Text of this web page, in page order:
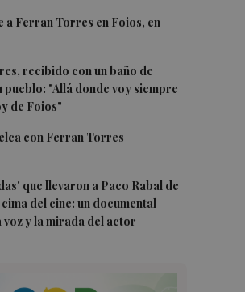
a Ferran Torres en Foios, en
recibido con un baño de
pueblo: "Allá donde voy siempre
de Foios"
con Ferran Torres
que llevaron a Paco Rabal de
del cine: un documental
y la mirada del actor